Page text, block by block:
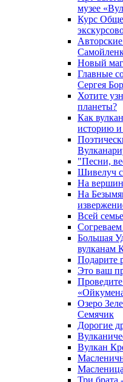
музее
Курс
Новый
Главные
Сергея
Хотите
планеты?
Как
историю
"Песни,
Шивелуч
На
На
Всей
Большая
вулканам
Подарите
Это ваш
Озеро
Семячик
Дорогие
Вулкан
Три брата